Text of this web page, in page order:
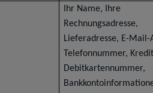
Ihr Name, Ihre
Rechnungsadresse,
Lieferadresse, E-Mail-
Telefonnummer,
Debitkartennummer,